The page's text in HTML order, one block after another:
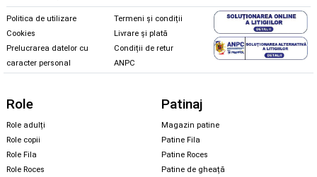
Politica de utilizare
Cookies
Prelucrarea datelor cu
caracter personal
Termeni și condiții
Livrare și plată
Condiții de retur
ANPC
Role
Role adulți
Role copii
Role Fila
Role Roces
Patinaj
Magazin patine
Patine Fila
Patine Roces
Patine de gheață